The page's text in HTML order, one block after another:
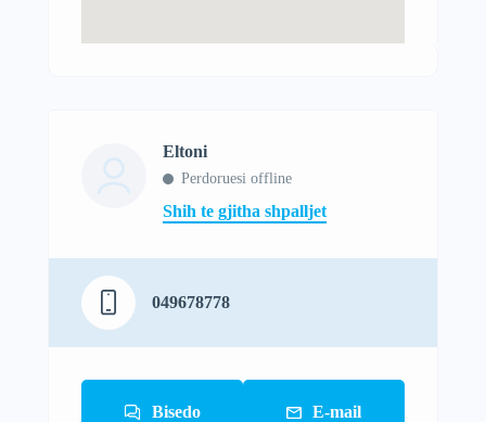
Eltoni
Perdoruesi offline
Shih te gjitha shpalljet
049678778
Bisedo E-mail